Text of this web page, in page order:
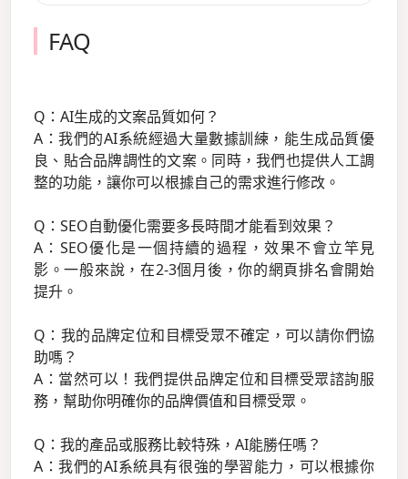
FAQ
Q：AI生成的文案品質如何？
A：我們的AI系統經過大量數據訓練，能生成品質優
良、貼合品牌調性的文案。同時，我們也提供人工調
整的功能，讓你可以根據自己的需求進行修改。
Q：SEO自動優化需要多長時間才能看到效果？
A：SEO優化是一個持續的過程，效果不會立竿見
影。一般來說，在2-3個月後，你的網頁排名會開始
提升。
Q：我的品牌定位和目標受眾不確定，可以請你們協
助嗎？
A：當然可以！我們提供品牌定位和目標受眾諮詢服
務，幫助你明確你的品牌價值和目標受眾。
Q：我的產品或服務比較特殊，AI能勝任嗎？
A：我們的AI系統具有很強的學習能力，可以根據你